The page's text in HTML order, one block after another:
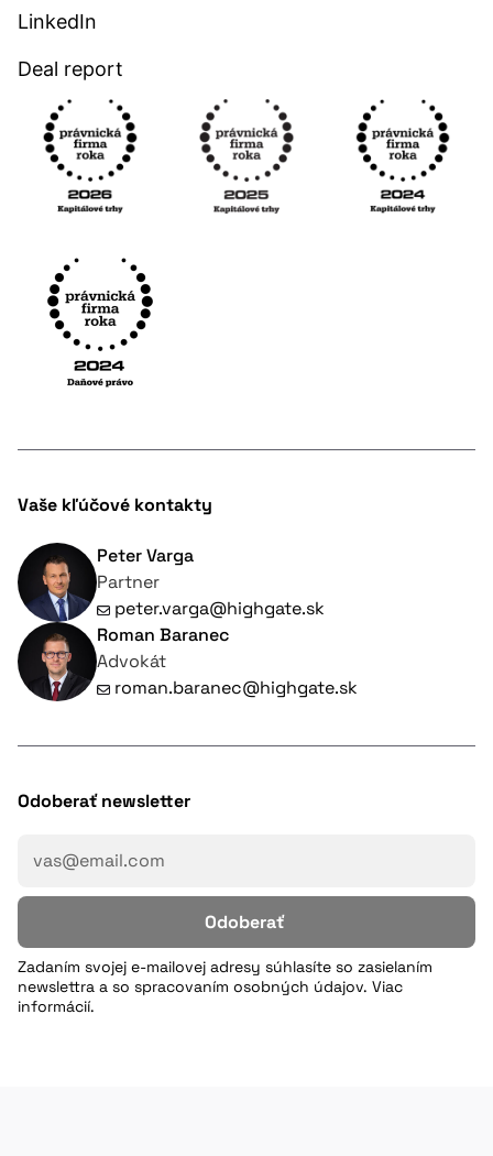
LinkedIn
Deal report
Vaše kľúčové kontakty
Peter Varga
Partner
peter.varga@highgate.sk
Roman Baranec
Advokát
roman.baranec@highgate.sk
Odoberať newsletter
Odoberať
Zadaním svojej e-mailovej adresy súhlasíte so zasielaním
newslettra a so spracovaním osobných údajov. Viac
informácií.